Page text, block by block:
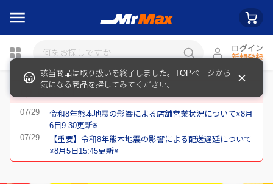
ログイン
新規登録
令和8年熊本地震の影響による店舗営業状況について※8月
6日9:30更新※
【重要】令和8年熊本地震の影響による配送遅延について
※8月5日15:45更新※